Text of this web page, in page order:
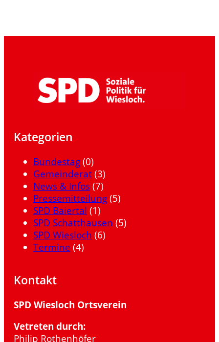
Kategorien
Bundestag (0)
Gemeinderat (3)
News & Infos (7)
Pressemitteilung (5)
SPD Baiertal (1)
SPD Schatthausen (5)
SPD Wiesloch (6)
Termine (4)
Kontakt
SPD Wiesloch Ortsverein
Vetreten durch:
Philip Rothenhöfer